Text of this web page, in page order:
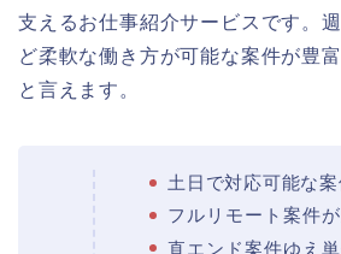
支えるお仕事紹介サービスです。
ど柔軟な働き方が可能な案件が豊
と言えます。
土日で対応可能な
フルリモート案件
直エンド案件ゆえ